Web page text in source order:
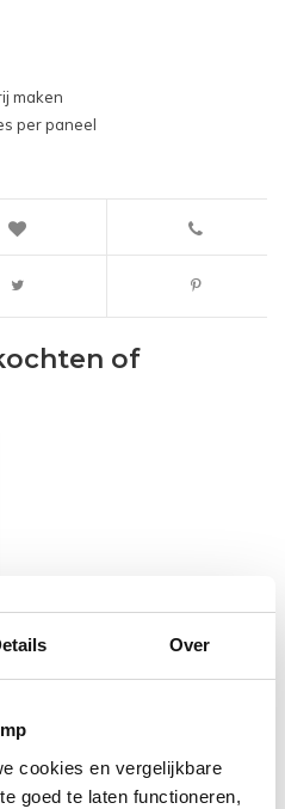
Over
cookies en vergelijkbare
goed te laten functioneren,
maken
per paneel
of